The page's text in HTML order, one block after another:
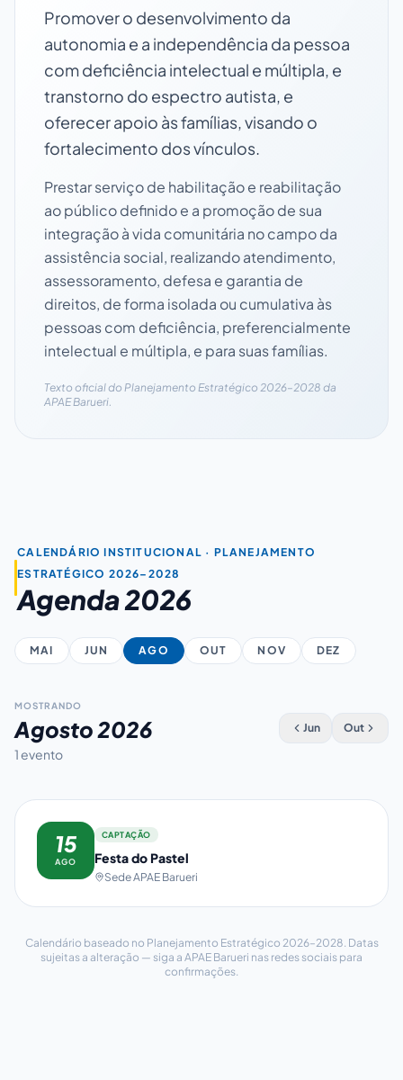
Promover o desenvolvimento da
autonomia e a independência da pessoa
com deficiência intelectual e múltipla, e
transtorno do espectro autista, e
oferecer apoio às famílias, visando o
fortalecimento dos vínculos.
Prestar serviço de habilitação e reabilitação
ao público definido e a promoção de sua
integração à vida comunitária no campo da
assistência social, realizando atendimento,
assessoramento, defesa e garantia de
direitos, de forma isolada ou cumulativa às
pessoas com deficiência, preferencialmente
intelectual e múltipla, e para suas famílias.
Texto oficial do Planejamento Estratégico 2026–2028 da
APAE Barueri.
CALENDÁRIO INSTITUCIONAL · PLANEJAMENTO
ESTRATÉGICO 2026–2028
Agenda 2026
MAI JUN AGO OUT NOV DEZ
MOSTRANDO
Agosto2026
1evento
Jun Out
15
AGO
CAPTAÇÃO
Festa do Pastel
Sede APAE Barueri
Calendário baseado no Planejamento Estratégico 2026–2028. Datas
sujeitas a alteração — siga a APAE Barueri nas redes sociais para
confirmações.